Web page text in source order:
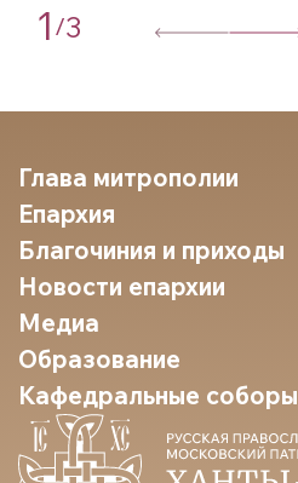
1 /3
Глава митрополии
Епархия
Благочиния и приходы
Новости епархии
Медиа
Образование
Кафедральные соборы